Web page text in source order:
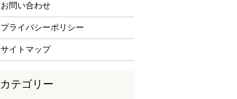
お問い合わせ
プライバシーポリシー
サイトマップ